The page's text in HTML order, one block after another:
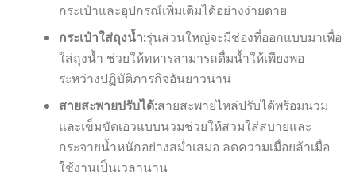
กระเป๋าและอุปกรณ์เพิ่มเติมได้อย่างง่ายดาย
กระเป๋าใส่ถุงน้ำ:รุ่นส่วนใหญ่จะมีช่องที่ออกแบบมาเพื่อ
ใส่ถุงน้ำ ช่วยให้ทหารสามารถดื่มน้ำให้เพียงพอ
ระหว่างปฏิบัติภารกิจอันยาวนาน
สายสะพายปรับได้:สายสะพายไหล่ปรับได้พร้อมนวม
และเข็มขัดเอวแบบนวมช่วยให้สวมใส่สบายและ
กระจายน้ำหนักอย่างสม่ำเสมอ ลดความเมื่อยล้าเมื่อ
ใช้งานเป็นเวลานาน